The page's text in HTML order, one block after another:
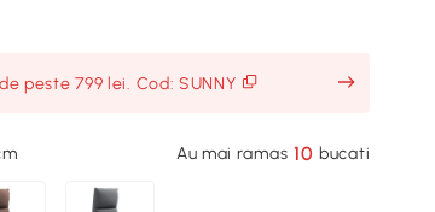
peste 799 lei. Cod: SUNNY
Au mai ramas 10bucati